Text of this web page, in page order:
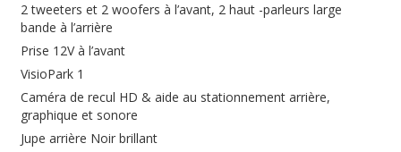
2 tweeters et 2 woofers à l’avant, 2 haut -parleurs large
bande à l’arrière
Prise 12V à l’avant
VisioPark 1
Caméra de recul HD & aide au stationnement arrière,
graphique et sonore
Jupe arrière Noir brillant